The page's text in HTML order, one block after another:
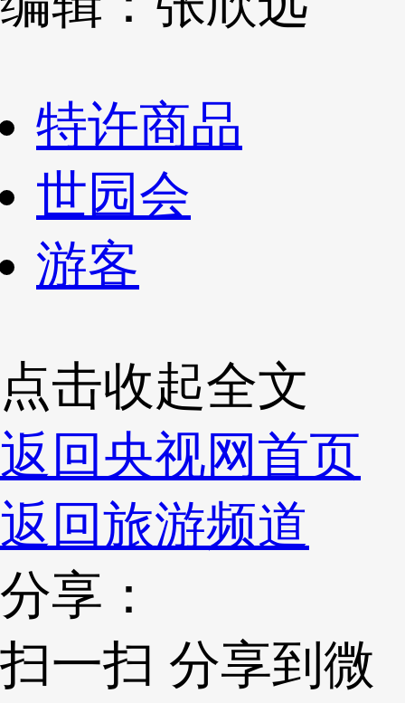
特许商品
世园会
游客
点击收起全文
返回央视网首页
返回旅游频道
分享：
扫一扫 分享到微